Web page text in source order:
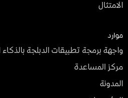
الامتثال
موارد
واجهة برمجة تطبيقات الدبلجة
مركز المساعدة
المدونة